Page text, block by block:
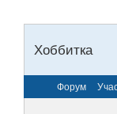
Хоббитка
Форум